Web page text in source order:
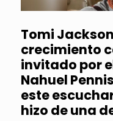
Tomi
crecimiento
invitado por
Nahuel
este
hizo de una